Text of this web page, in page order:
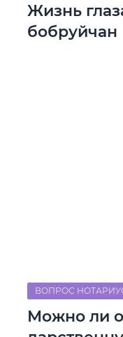
Жизнь
бобруйчан
ВОПРОС
Можно ли